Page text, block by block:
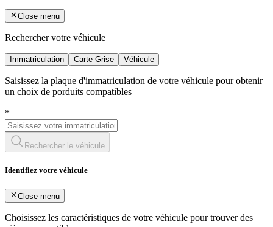
Close menu
Rechercher votre véhicule
Immatriculation Carte Grise Véhicule
Saisissez la plaque d'immatriculation de votre véhicule pour obtenir
un choix de porduits compatibles
*
Rechercher le véhicule
Identifiez votre véhicule
Close menu
Choisissez les caractéristiques de votre véhicule pour trouver des